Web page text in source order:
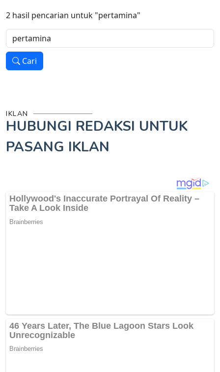
2 hasil pencarian untuk "pertamina"
Cari
IKLAN
HUBUNGI REDAKSI UNTUK
PASANG IKLAN